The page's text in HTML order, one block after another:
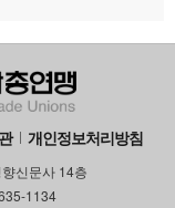
개인정보처리방침
신문사 14층
1134